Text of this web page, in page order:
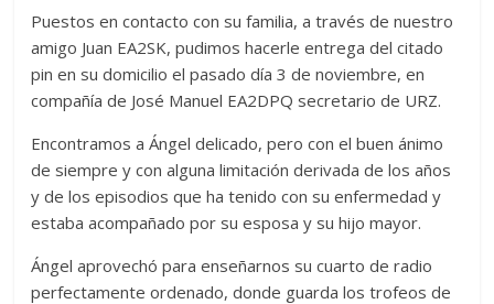
Puestos en contacto con su familia, a través de nuestro
amigo Juan EA2SK, pudimos hacerle entrega del citado
pin en su domicilio el pasado día 3 de noviembre, en
compañía de José Manuel EA2DPQ secretario de URZ.
Encontramos a Ángel delicado, pero con el buen ánimo
de siempre y con alguna limitación derivada de los años
y de los episodios que ha tenido con su enfermedad y
estaba acompañado por su esposa y su hijo mayor.
Ángel aprovechó para enseñarnos su cuarto de radio
perfectamente ordenado, donde guarda los trofeos de